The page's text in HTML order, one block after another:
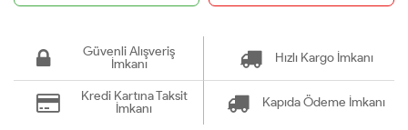
Güvenli Alışveriş
İmkanı
Hızlı Kargo İmkanı
Kredi Kartına Taksit
İmkanı
Kapıda Ödeme İmkanı